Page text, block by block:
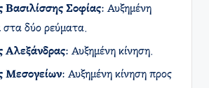
Σοφίας: Αυξημένη
στα δύο ρεύματα.
Αλεξάνδρας: Αυξημένη κίνηση.
Μεσογείων: Αυξημένη κίνηση προς